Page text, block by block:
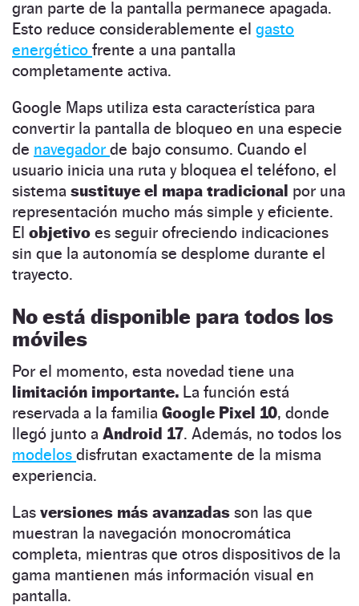
gran parte de la pantalla permanece apagada.
Esto reduce considerablemente el gasto
energético frente a una pantalla
completamente activa.
Google Maps utiliza esta característica para
convertir la pantalla de bloqueo en una especie
de navegador de bajo consumo. Cuando el
usuario inicia una ruta y bloquea el teléfono, el
sistema sustituye el mapa tradicional por una
representación mucho más simple y eficiente.
El objetivo es seguir ofreciendo indicaciones
sin que la autonomía se desplome durante el
trayecto.
No está disponible para todos los
móviles
Por el momento, esta novedad tiene una
limitación importante. La función está
reservada a la familia Google Pixel 10, donde
llegó junto a Android 17. Además, no todos los
modelos disfrutan exactamente de la misma
experiencia.
Las versiones más avanzadas son las que
muestran la navegación monocromática
completa, mientras que otros dispositivos de la
gama mantienen más información visual en
pantalla.